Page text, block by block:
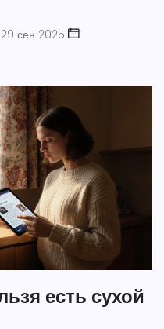
29 сен 2025
есть сухой